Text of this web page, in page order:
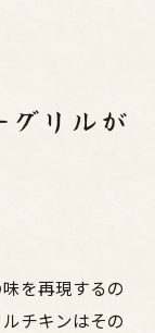
グリルが
を再現するの
チキンはその